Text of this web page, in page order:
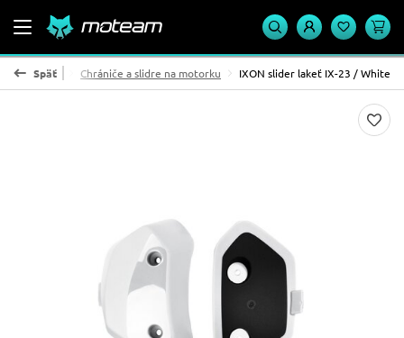
Späť
doplnky Chrániče a slidre na motorku IXON slider lakeť IX-23 / White